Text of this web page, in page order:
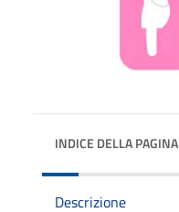
INDICE DELLA PAGINA
Descrizione